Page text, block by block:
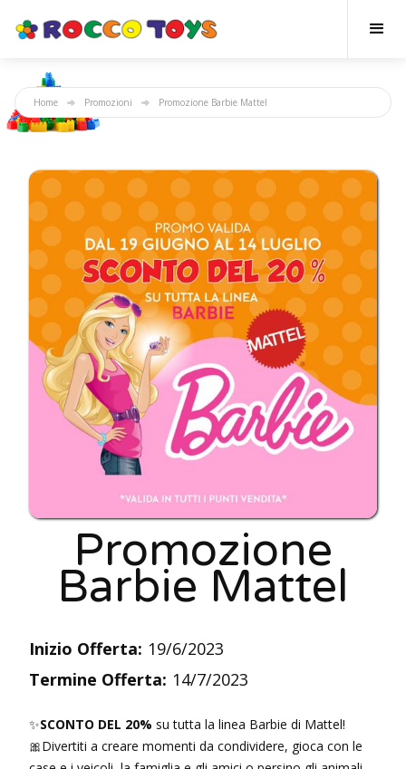
Home Promozioni Promozione Barbie Mattel
Promozione
Barbie Mattel
Inizio Offerta: 19/6/2023
Termine Offerta: 14/7/2023
✨SCONTO DEL 20% su tutta la linea Barbie di Mattel!
🎀Divertiti a creare momenti da condividere, gioca con le